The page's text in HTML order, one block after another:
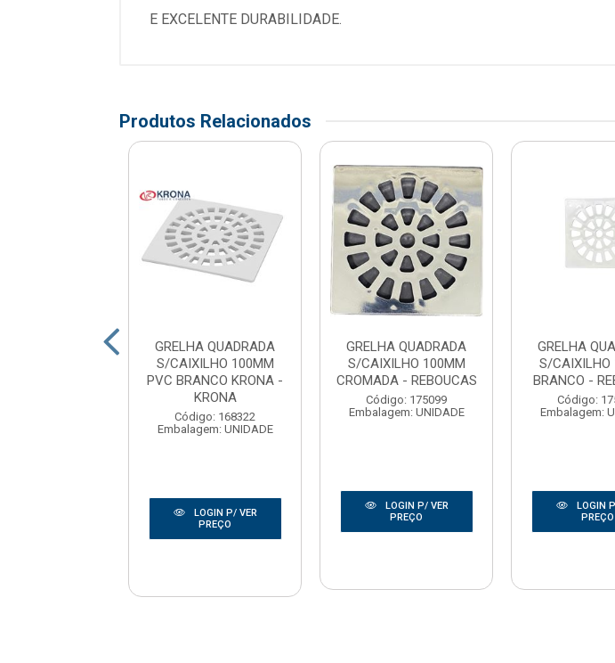
E EXCELENTE DURABILIDADE.
Produtos Relacionados
GRELHA QUADRADA
S/CAIXILHO 100MM
PVC BRANCO KRONA -
KRONA
Código: 168322
Embalagem: UNIDADE
LOGIN P/ VER
PREÇO
GRELHA QUADRADA
S/CAIXILHO 100MM
CROMADA - REBOUCAS
Código: 175099
Embalagem: UNIDADE
LOGIN P/ VER
PREÇO
GRELHA
S/CAIXILHO
BRANCO -
Código:
Embalagem:
LOGIN
PREÇO